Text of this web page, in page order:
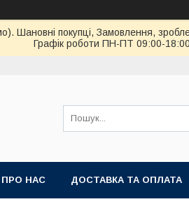
покупці, Замовлення,
Графік роботи ПН-ПТ 09:00-
ПРО НАС ДОСТАВКА ТА ОПЛАТА